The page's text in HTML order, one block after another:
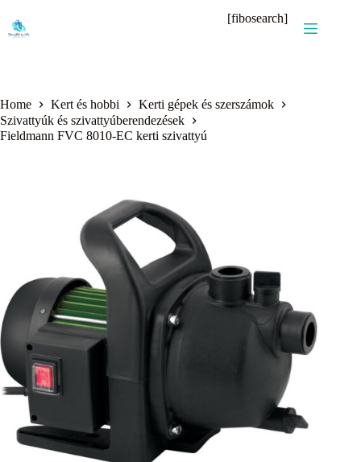
content
[fibosearch]
Home Kert és hobbi
Kerti gépek és szerszámok
Szivattyúk és szivattyúberendezések
Fieldmann FVC 8010-EC kerti szivattyú